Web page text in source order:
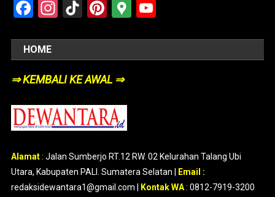
Facebook
Instagram
TikTokPinterest
Google
HOME
⇒ KEMBALI KE AWAL ⇒
Alamat: Jalan Sumberjo RT.12 RW. 02 Kelurahan Talang Ubi
Utara, Kabupaten PALI. Sumatera Selatan |
Email :
redaksidewantara1@gmail.com |
Kontak WA: 0812-7919-3200